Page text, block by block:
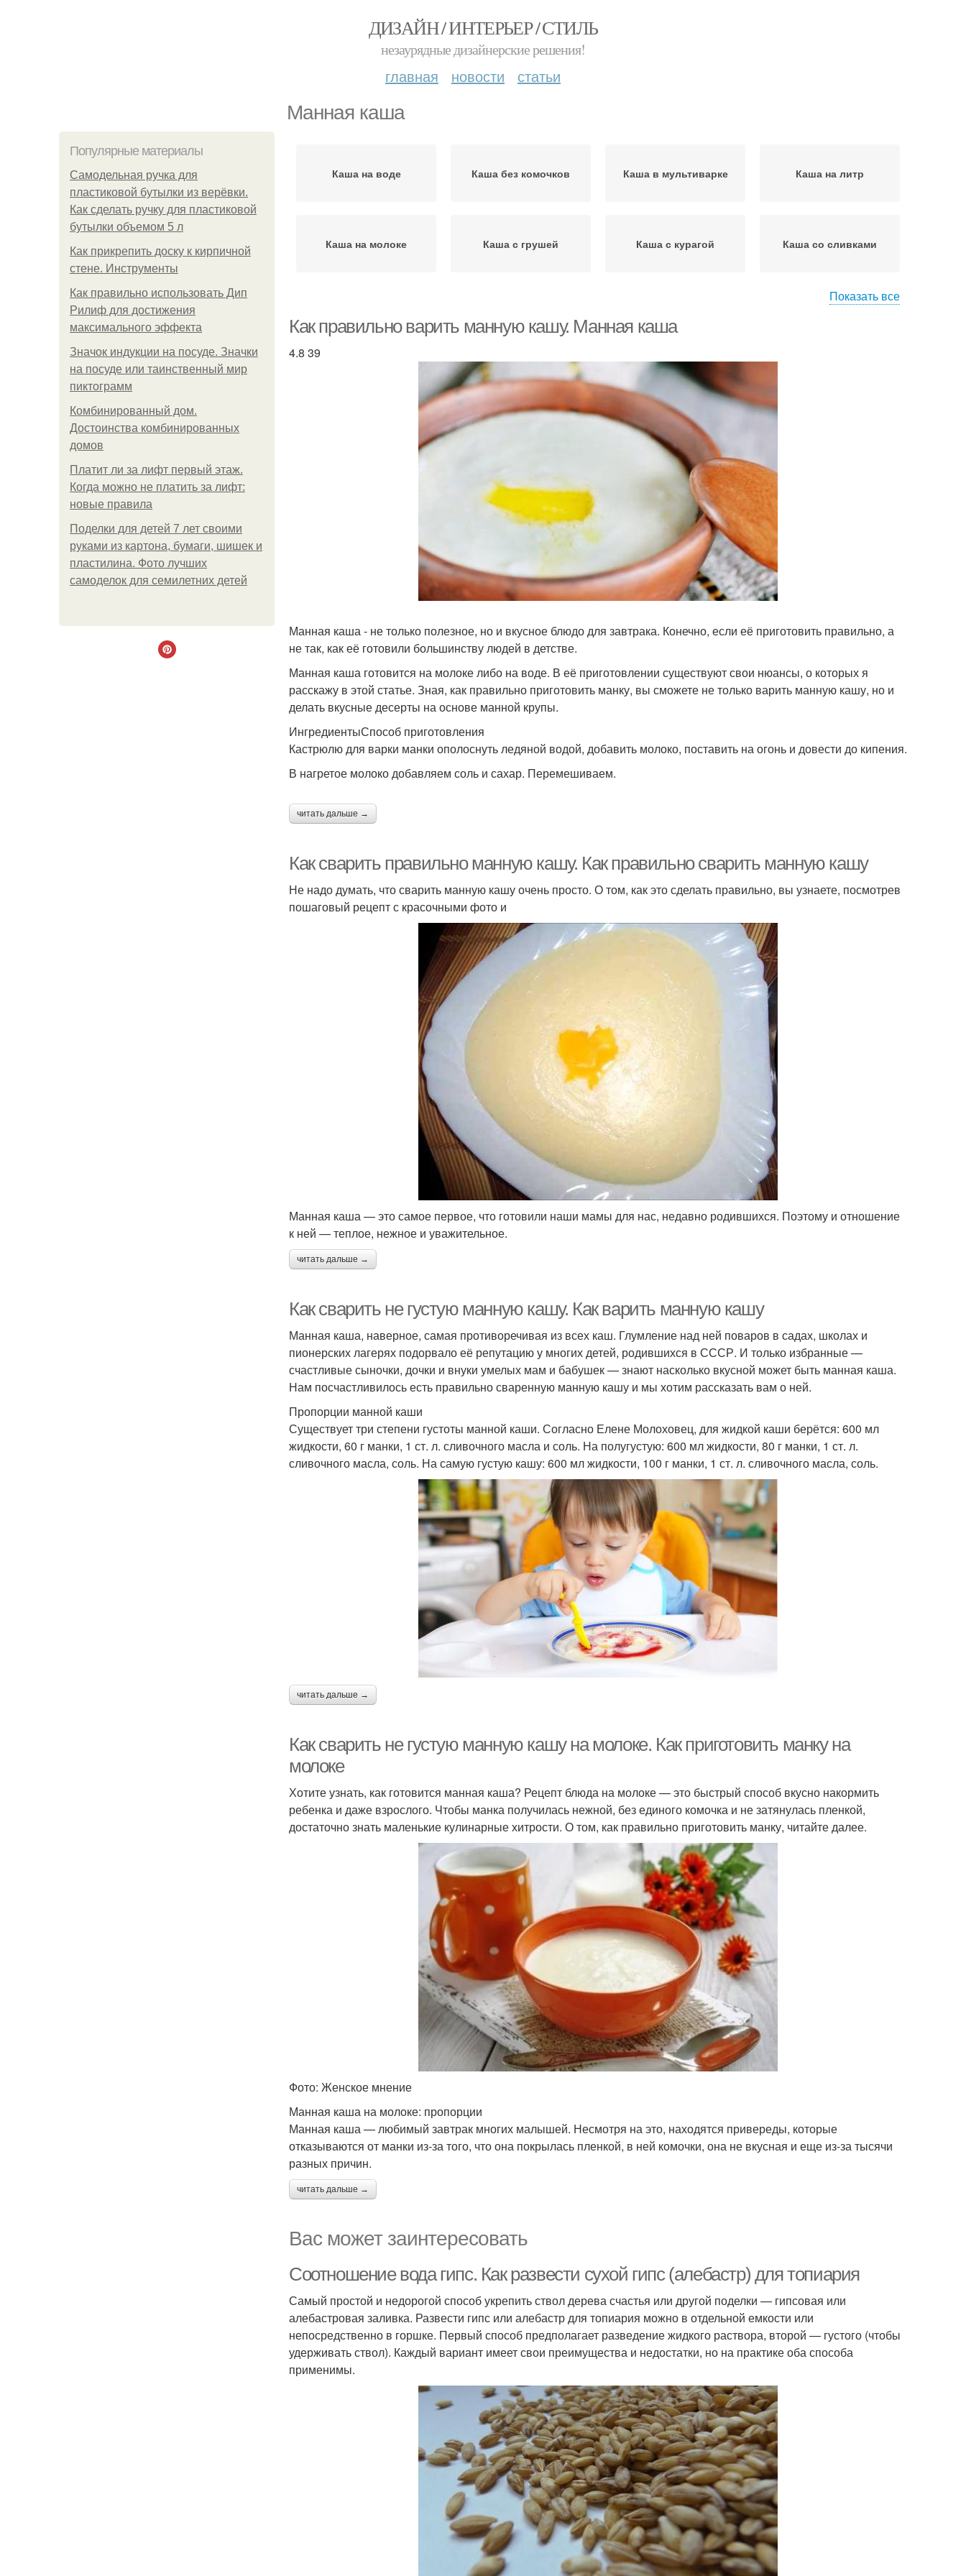
ДИЗАЙН / ИНТЕРЬЕР / СТИЛЬ
незаурядные дизайнерские решения!
главная новости статьи
Манная каша
Популярные материалы
Самодельная ручка для
пластиковой бутылки из верёвки.
Как сделать ручку для пластиковой
бутылки объемом 5 л
Как прикрепить доску к кирпичной
стене. Инструменты
Как правильно использовать Дип
Рилиф для достижения
максимального эффекта
Значок индукции на посуде. Значки
на посуде или таинственный мир
пиктограмм
Комбинированный дом.
Достоинства комбинированных
домов
Платит ли за лифт первый этаж.
Когда можно не платить за лифт:
новые правила
Поделки для детей 7 лет своими
руками из картона, бумаги, шишек и
пластилина. Фото лучших
самоделок для семилетних детей
Каша на воде Каша без комочков Каша в мультиварке Каша на литр
Каша на молоке Каша с грушей Каша с курагой Каша со сливками
Показать все
Как правильно варить манную кашу. Манная каша
4.8 39
Манная каша - не только полезное, но и вкусное блюдо для завтрака. Конечно, если её приготовить правильно, а
не так, как её готовили большинству людей в детстве.
Манная каша готовится на молоке либо на воде. В её приготовлении существуют свои нюансы, о которых я
расскажу в этой статье. Зная, как правильно приготовить манку, вы сможете не только варить манную кашу, но и
делать вкусные десерты на основе манной крупы.
ИнгредиентыСпособ приготовления
Кастрюлю для варки манки ополоснуть ледяной водой, добавить молоко, поставить на огонь и довести до кипения.
В нагретое молоко добавляем соль и сахар. Перемешиваем.
читать дальше →
Как сварить правильно манную кашу. Как правильно сварить манную кашу
Не надо думать, что сварить манную кашу очень просто. О том, как это сделать правильно, вы узнаете, посмотрев
пошаговый рецепт с красочными фото и
Манная каша — это самое первое, что готовили наши мамы для нас, недавно родившихся. Поэтому и отношение
к ней — теплое, нежное и уважительное.
читать дальше →
Как сварить не густую манную кашу. Как варить манную кашу
Манная каша, наверное, самая противоречивая из всех каш. Глумление над ней поваров в садах, школах и
пионерских лагерях подорвало её репутацию у многих детей, родившихся в СССР. И только избранные —
счастливые сыночки, дочки и внуки умелых мам и бабушек — знают насколько вкусной может быть манная каша.
Нам посчастливилось есть правильно сваренную манную кашу и мы хотим рассказать вам о ней.
Пропорции манной каши
Существует три степени густоты манной каши. Согласно Елене Молоховец, для жидкой каши берётся: 600 мл
жидкости, 60 г манки, 1 ст. л. сливочного масла и соль. На полугустую: 600 мл жидкости, 80 г манки, 1 ст. л.
сливочного масла, соль. На самую густую кашу: 600 мл жидкости, 100 г манки, 1 ст. л. сливочного масла, соль.
читать дальше →
Как сварить не густую манную кашу на молоке. Как приготовить манку на
молоке
Хотите узнать, как готовится манная каша? Рецепт блюда на молоке — это быстрый способ вкусно накормить
ребенка и даже взрослого. Чтобы манка получилась нежной, без единого комочка и не затянулась пленкой,
достаточно знать маленькие кулинарные хитрости. О том, как правильно приготовить манку, читайте далее.
Фото: Женское мнение
Манная каша на молоке: пропорции
Манная каша — любимый завтрак многих малышей. Несмотря на это, находятся привереды, которые
отказываются от манки из-за того, что она покрылась пленкой, в ней комочки, она не вкусная и еще из-за тысячи
разных причин.
читать дальше →
Вас может заинтересовать
Соотношение вода гипс. Как развести сухой гипс (алебастр) для топиария
Самый простой и недорогой способ укрепить ствол дерева счастья или другой поделки — гипсовая или
алебастровая заливка. Развести гипс или алебастр для топиария можно в отдельной емкости или
непосредственно в горшке. Первый способ предполагает разведение жидкого раствора, второй — густого (чтобы
удерживать ствол). Каждый вариант имеет свои преимущества и недостатки, но на практике оба способа
применимы.